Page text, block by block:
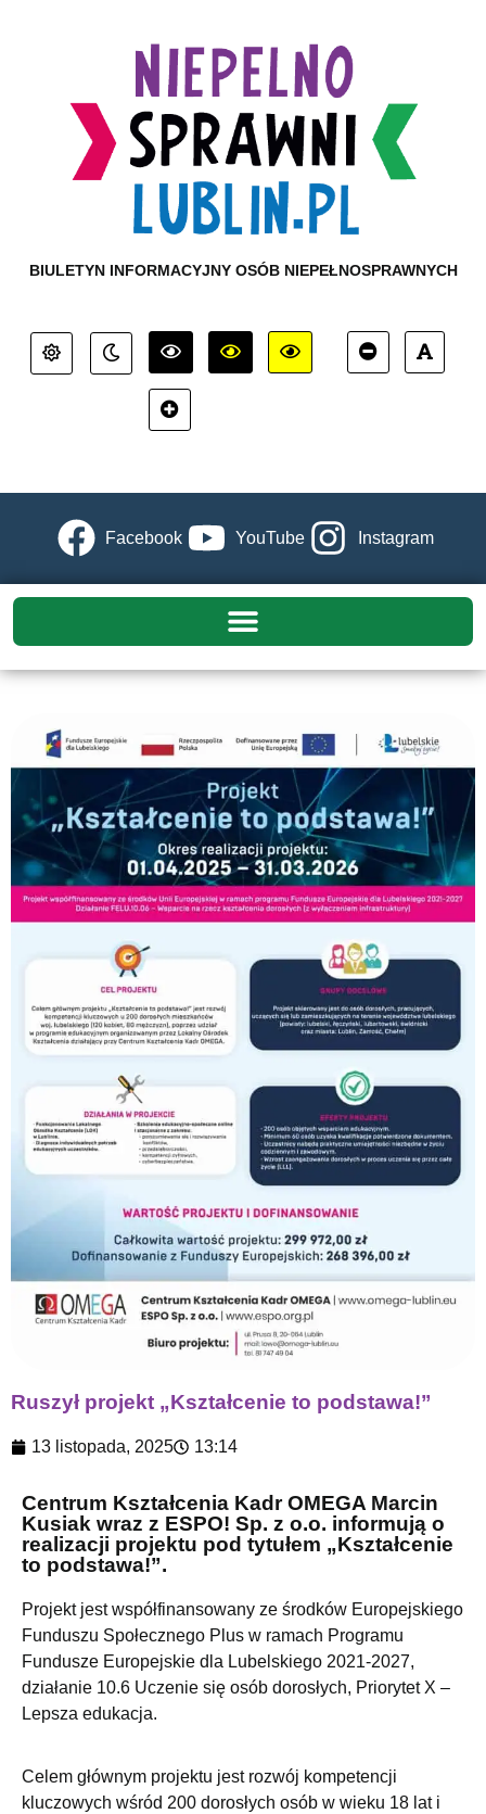
BIULETYN INFORMACYJNY OSÓB NIEPEŁNOSPRAWNYCH
Facebook YouTube Instagram
Ruszył projekt „Kształcenie to podstawa!”
13 listopada, 2025 13:14
Centrum Kształcenia Kadr OMEGA Marcin
Kusiak wraz z ESPO! Sp. z o.o. informują o
realizacji projektu pod tytułem „Kształcenie
to podstawa!”.
Projekt jest współfinansowany ze środków Europejskiego
Funduszu Społecznego Plus w ramach Programu
Fundusze Europejskie dla Lubelskiego 2021-2027,
działanie 10.6 Uczenie się osób dorosłych, Priorytet X –
Lepsza edukacja.
Celem głównym projektu jest rozwój kompetencji
kluczowych wśród 200 dorosłych osób w wieku 18 lat i